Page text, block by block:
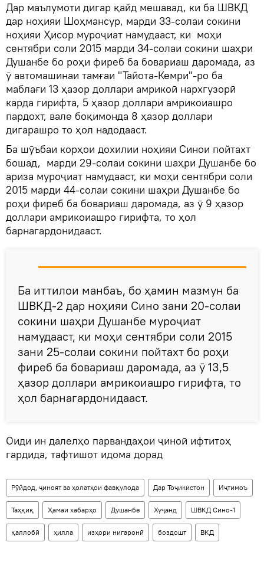
Дар маълумоти дигар қайд мешавад, ки ба ШВКД
дар ноҳияи Шоҳмансур, марди 33-солаи сокини
ноҳияи Ҳисор муроҷиат намудааст, ки моҳи
сентябри соли 2015 марди 34-солаи сокини шаҳри
Душанбе бо роҳи фиреб ба бовариаш даромада, аз
ӯ автомашинаи тамғаи "Тайота-Кемри"-ро ба
маблағи 13 ҳазор доллари амрикоӣ нархгузорӣ
карда гирифта, 5 ҳазор доллари амрикоиашро
пардохт, вале боқимонда 8 ҳазор доллари
дигарашро то ҳол надодааст.
Ба шӯъбаи корҳои дохилии ноҳияи Синои пойтахт
бошад, марди 29-солаи сокини шаҳри Душанбе бо
ариза муроҷиат намудааст, ки моҳи сентябри соли
2015 марди 44-солаи сокини шаҳри Душанбе бо
роҳи фиреб ба бовариаш даромада, аз ӯ 9 ҳазор
доллари амрикоиашро гирифта, то ҳол
барнагардонидааст.
Ба иттилои манбаъ, бо ҳамин мазмун ба
ШВКД-2 дар ноҳияи Сино зани 20-солаи
сокини шаҳри Душанбе муроҷиат
намудааст, ки моҳи сентябри соли 2015
зани 25-солаи сокини пойтахт бо роҳи
фиреб ба бовариаш даромада, аз ӯ 13,5
ҳазор доллари амрикоиашро гирифта, то
ҳол барнагардонидааст.
Оиди ин далелҳо парвандаҳои ҷиноӣ ифтитоҳ
гардида, тафтишот идома дорад
Рӯйдод, ҷиноят ва ҳолатҳои фавқулода Дар Тоҷикистон Иҷтимоъ
Таҳқиқ Ҳамаи хабарҳо Душанбе Хуҷанд ШВКД Сино-1
қаллобӣ ҳилла изҳори нигаронӣ боздошт ВКД